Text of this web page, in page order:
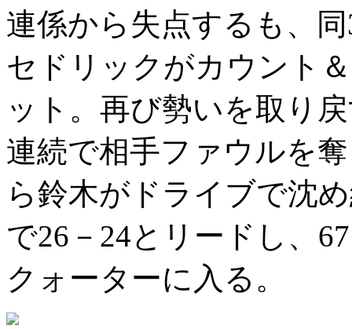
連係から失点するも、
セドリックがカウント
ット。再び勢いを取り
連続で相手ファウルを
ら鈴木がドライブで沈
で26－24とリードし、
クォーターに入る。